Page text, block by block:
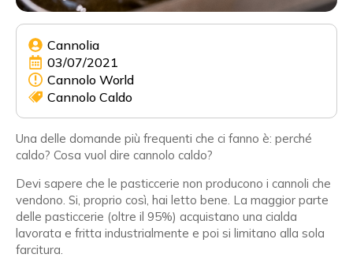
Cannolia
03/07/2021
Cannolo World
Cannolo Caldo
Una delle domande più frequenti che ci fanno è: perché
caldo? Cosa vuol dire cannolo caldo?
Devi sapere che le pasticcerie non producono i cannoli che
vendono. Si, proprio così, hai letto bene. La maggior parte
delle pasticcerie (oltre il 95%) acquistano una cialda
lavorata e fritta industrialmente e poi si limitano alla sola
farcitura.